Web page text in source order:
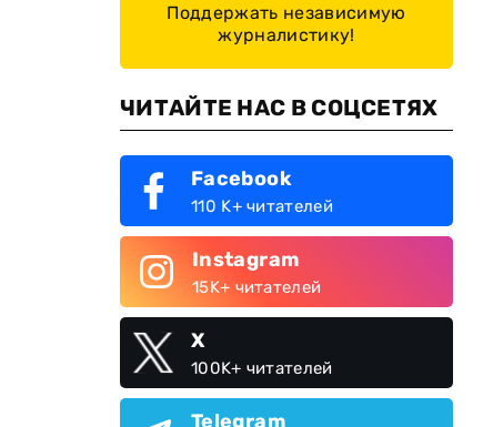
Поддержать независимую
журналистику!
ЧИТАЙТЕ НАС В СОЦСЕТЯХ
Facebook
110 K+ читателей
Instagram
15K+ читателей
X
100K+ читателей
Telegram